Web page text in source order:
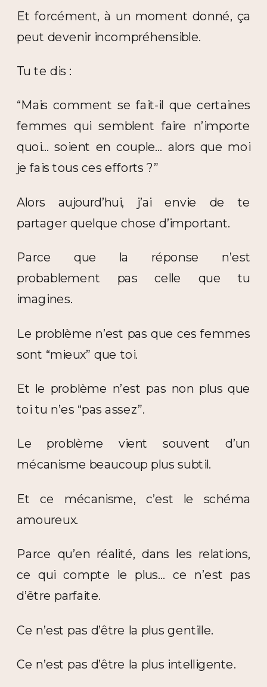
Et forcément, à un moment donné, ça
peut devenir incompréhensible.
Tu te dis :
“Mais comment se fait-il que certaines
femmes qui semblent faire n’importe
quoi… soient en couple… alors que moi
je fais tous ces efforts ?”
Alors aujourd’hui, j’ai envie de te
partager quelque chose d’important.
Parce que la réponse n’est
probablement pas celle que tu
imagines.
Le problème n’est pas que ces femmes
sont “mieux” que toi.
Et le problème n’est pas non plus que
toi tu n’es “pas assez”.
Le problème vient souvent d’un
mécanisme beaucoup plus subtil.
Et ce mécanisme, c’est le schéma
amoureux.
Parce qu’en réalité, dans les relations,
ce qui compte le plus… ce n’est pas
d’être parfaite.
Ce n’est pas d’être la plus gentille.
Ce n’est pas d’être la plus intelligente.